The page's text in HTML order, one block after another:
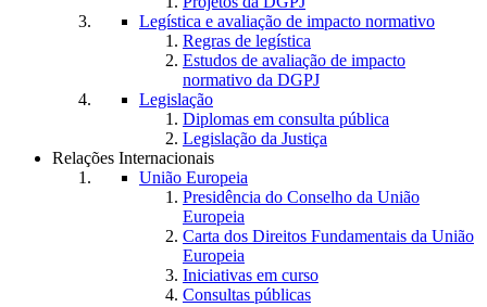
Legística e avaliação de impacto normativo
Regras de legística
Estudos de avaliação de impacto
normativo da DGPJ
Legislação
Diplomas em consulta pública
Legislação da Justiça
Relações Internacionais
União Europeia
Presidência do Conselho da União
Europeia
Carta dos Direitos Fundamentais da União
Europeia
Iniciativas em curso
Consultas públicas